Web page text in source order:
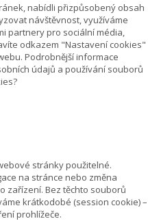
nabídli přizpůsobený obsah
návštěvnost, využíváme
partnery pro sociální média,
odkazem "Nastavení cookies"
Podrobnější informace
údajů a používání souborů
stránky použitelné.
na stránce nebo změna
zařízení. Bez těchto souborů
krátkodobé (session cookie) –
prohlížeče.